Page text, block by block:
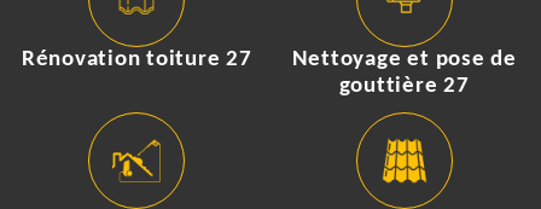
Rénovation toiture 27
Nettoyage et pose de
gouttière 27